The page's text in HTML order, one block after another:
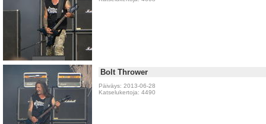
Bolt Thrower
Päiväys: 2013-06-28
Katselukertoja: 4490